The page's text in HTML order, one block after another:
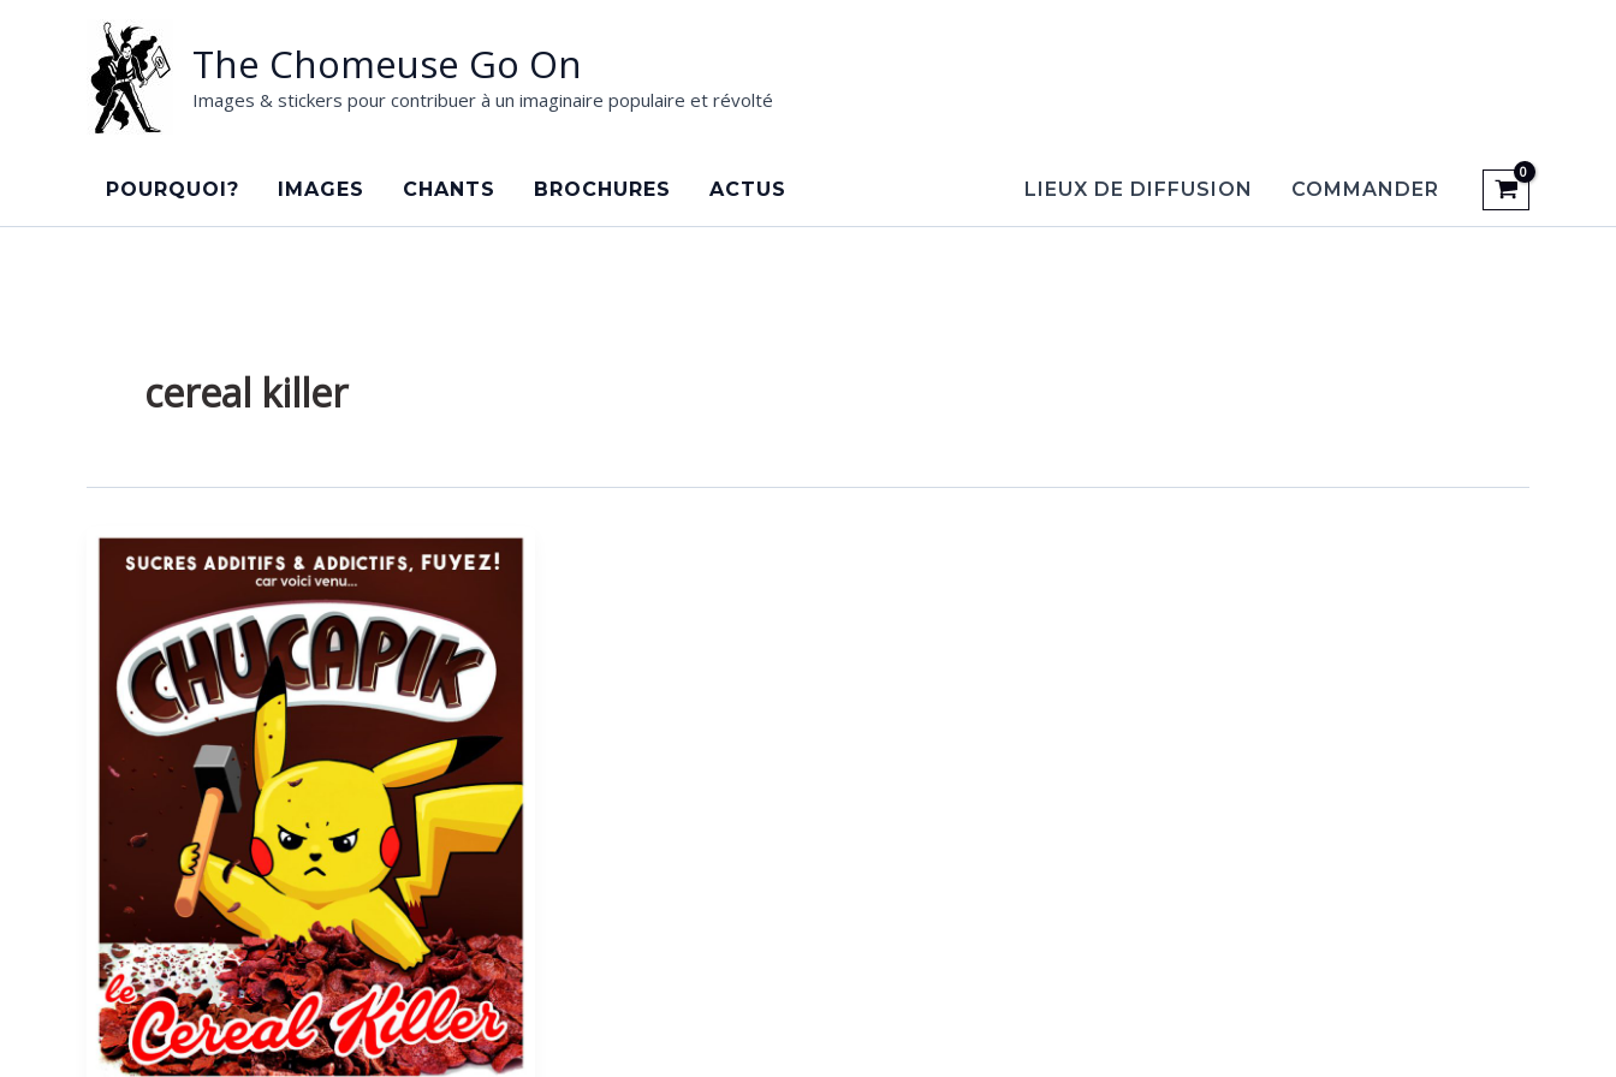
The Chomeuse Go On
Images & stickers pour contribuer à un imaginaire populaire et révolté
POURQUOI? IMAGES CHANTS BROCHURES ACTUS LIEUX DE DIFFUSION COMMANDER
cereal killer